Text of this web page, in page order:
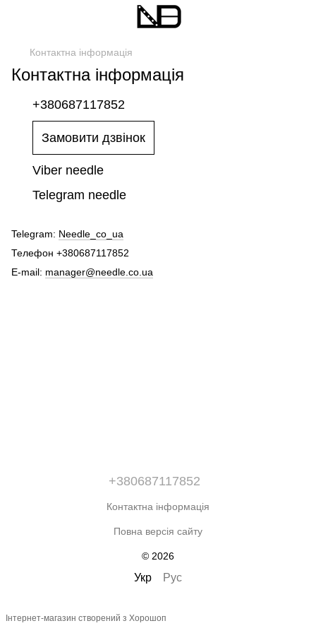
Контактна інформація
Контактна інформація
+380687117852
Замовити дзвінок
Viber needle
Telegram needle
Telegram: Needle_co_ua
Телефон +380687117852
E-mail: manager@needle.co.ua
+380687117852
Контактна інформація
Повна версія сайту
© 2026
Укр Рус
Інтернет-магазин створений з Хорошоп